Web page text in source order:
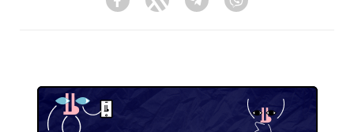
FacebookTwitter Telegram